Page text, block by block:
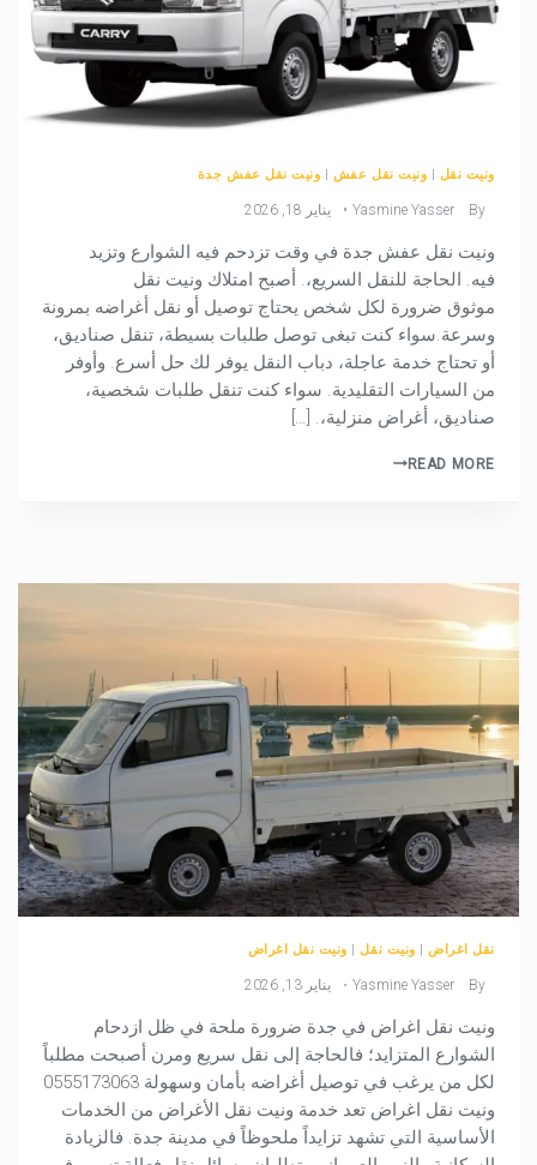
ونيت نقل | ونيت نقل عفش | ونيت نقل عفش جدة
By
Yasmine Yasser يناير 18, 2026
ونيت نقل عفش جدة في وقت تزدحم فيه الشوارع وتزيد
فيه. الحاجة للنقل السريع،. أصبح امتلاك ونيت نقل
موثوق ضرورة لكل شخص يحتاج توصيل أو نقل أغراضه بمرونة
وسرعة.سواء كنت تبغى توصل طلبات بسيطة، تنقل صناديق،
أو تحتاج خدمة عاجلة، دباب النقل يوفر لك حل أسرع. وأوفر
من السيارات التقليدية. سواء كنت تنقل طلبات شخصية،
صناديق، أغراض منزلية،. […]
READ MORE
نقل اغراض| ونيت نقل| ونيت نقل اغراض
By
Yasmine Yasser يناير 13, 2026
ونيت نقل اغراض في جدة ضرورة ملحة في ظل ازدحام
الشوارع المتزايد؛ فالحاجة إلى نقل سريع ومرن أصبحت مطلباً
لكل من يرغب في توصيل أغراضه بأمان وسهولة 0555173063
ونيت نقل اغراض تعد خدمة ونيت نقل الأغراض من الخدمات
الأساسية التي تشهد تزايداً ملحوظاً في مدينة جدة. فالزيادة